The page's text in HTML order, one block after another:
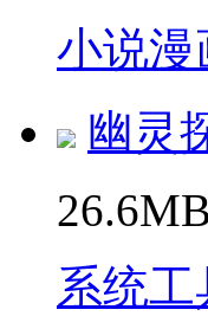
小说漫
幽灵
26.6MB
系统工